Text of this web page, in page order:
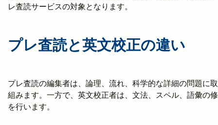
レ査読サービスの対象となります。
プレ査読と英文校正の違い
プレ査読の編集者は、論理、流れ、科学的な詳細の問題に
組みます。一方で、英文校正者は、文法、スペル、語彙の
を行います。